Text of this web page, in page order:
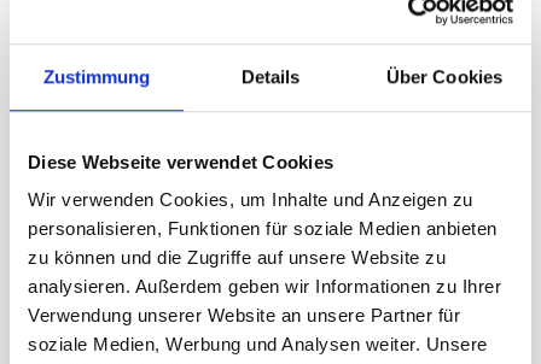
Zustimmung Details Über Cookies
Diese Webseite verwendet Cookies
Wir verwenden Cookies, um Inhalte und Anzeigen zu
personalisieren, Funktionen für soziale Medien anbieten
zu können und die Zugriffe auf unsere Website zu
analysieren. Außerdem geben wir Informationen zu Ihrer
Verwendung unserer Website an unsere Partner für
soziale Medien, Werbung und Analysen weiter. Unsere
Ausleger für Fahnenbreite
100 cm, Ø 28 mm (OK-FB)
Lieferzeit Tage:ca. 3-5 Arbeitstage
63.25 CHF